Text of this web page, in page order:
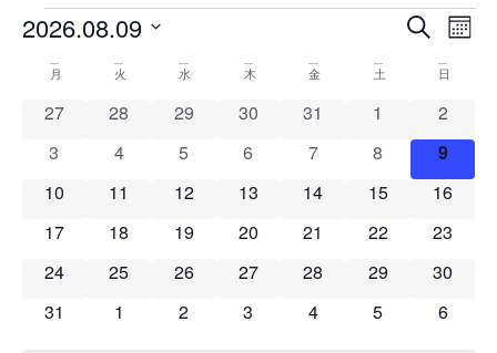
イ
ト
を
検
索
検索
イ
ト
ビ
カレ
2026.08.09
イ
ベ
ン
ト
の
カ
月 火 水 木 金 土 日
0 イベント
27 0 イベント
28 0 イベント
29 0 イベント
30 0 イベント
31 0 イベント
1 0 イベ
2
0 イベント
3 0 イベント
4 0 イベント
5 0 イベント
6 0 イベント
7 0 イベント
8 0 イベ
9
0 イベント
10 0 イベント
11 0 イベント
12 0 イベント
13 0 イベント
14 0 イベント
15 0 イベ
16
0 イベント
17 0 イベント
18 0 イベント
19 0 イベント
20 0 イベント
21 0 イベント
22 0 イベ
23
0 イベント
24 0 イベント
25 0 イベント
26 0 イベント
27 0 イベント
28 0 イベント
29 0 イベ
30
0 イベント
31 0 イベント
1 0 イベント
2 0 イベント
3 0 イベント
4 0 イベント
5 0 イベ
6